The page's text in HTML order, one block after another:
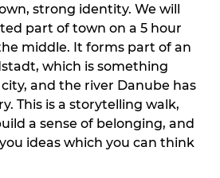
strong identity. We will
part of town on a 5 hour
middle. It forms part of an
which is something
and the river Danube has
This is a storytelling walk,
a sense of belonging, and
ideas which you can think